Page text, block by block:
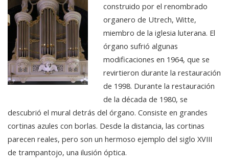
construido por el renombrado
organero de Utrech, Witte,
miembro de la iglesia luterana. El
órgano sufrió algunas
modificaciones en 1964, que se
revirtieron durante la restauración
de 1998. Durante la restauración
de la década de 1980, se
descubrió el mural detrás del órgano. Consiste en grandes
cortinas azules con borlas. Desde la distancia, las cortinas
parecen reales, pero son un hermoso ejemplo del siglo XVIII
de trampantojo, una ilusión óptica.